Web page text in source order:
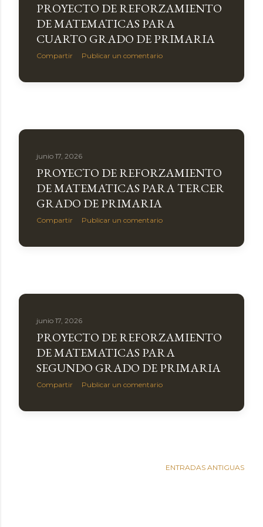
PROYECTO DE REFORZAMIENTO
DE MATEMATICAS PARA
CUARTO GRADO DE PRIMARIA
Compartir Publicar un comentario
junio 17, 2026
PROYECTO DE REFORZAMIENTO
DE MATEMATICAS PARA TERCER
GRADO DE PRIMARIA
Compartir Publicar un comentario
junio 17, 2026
PROYECTO DE REFORZAMIENTO
DE MATEMATICAS PARA
SEGUNDO GRADO DE PRIMARIA
Compartir Publicar un comentario
ENTRADAS ANTIGUAS